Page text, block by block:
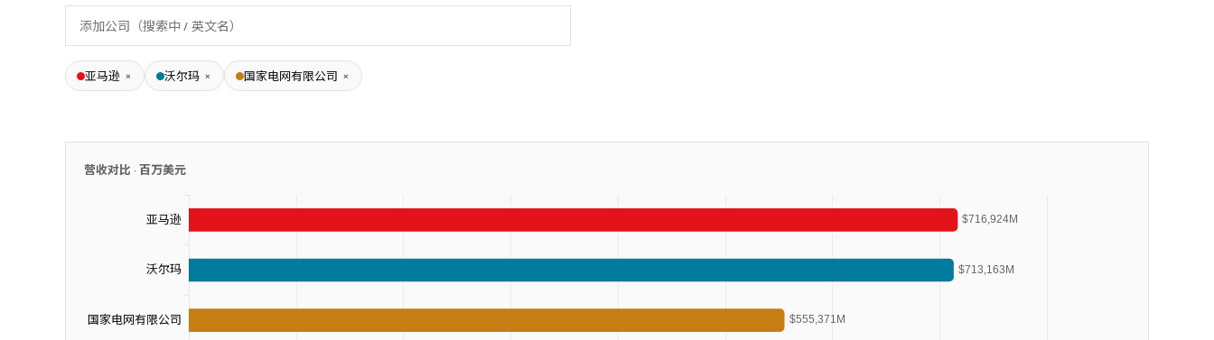
亚马逊 × 沃尔玛 × 国家电网有限公司 ×
营收对比 ·百万美元